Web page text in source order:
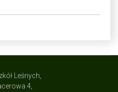
Leśnych,
4,